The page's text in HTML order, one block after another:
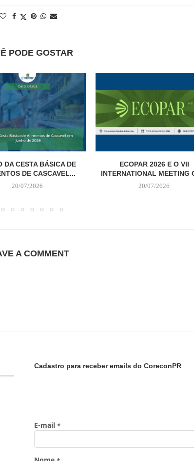
PODE GOSTAR
DA CESTA BÁSICA DE
DE CASCAVEL...
20/07/2026
ECOPAR 2026 E O VII
INTERNATIONAL MEETING
20/07/2026
A COMMENT
Cadastro para receber emails do CoreconPR